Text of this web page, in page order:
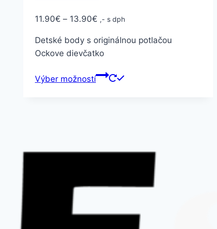
11.90€ – 13.90€ ,- s dph
Detské body s originálnou potlačou
Ockove dievčatko
Výber možností